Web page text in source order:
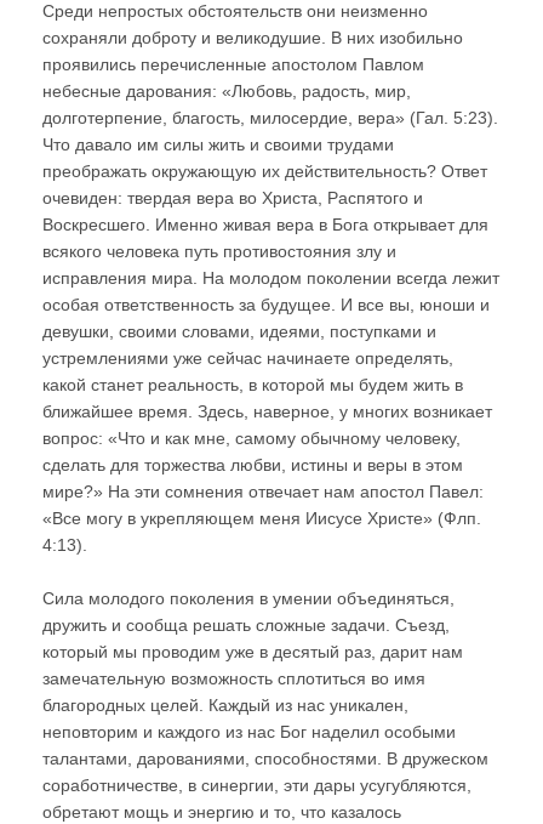
Среди непростых обстоятельств они неизменно
сохраняли доброту и великодушие. В них изобильно
проявились перечисленные апостолом Павлом
небесные дарования: «Любовь, радость, мир,
долготерпение, благость, милосердие, вера» (Гал. 5:23).
Что давало им силы жить и своими трудами
преображать окружающую их действительность? Ответ
очевиден: твердая вера во Христа, Распятого и
Воскресшего. Именно живая вера в Бога открывает для
всякого человека путь противостояния злу и
исправления мира. На молодом поколении всегда лежит
особая ответственность за будущее. И все вы, юноши и
девушки, своими словами, идеями, поступками и
устремлениями уже сейчас начинаете определять,
какой станет реальность, в которой мы будем жить в
ближайшее время. Здесь, наверное, у многих возникает
вопрос: «Что и как мне, самому обычному человеку,
сделать для торжества любви, истины и веры в этом
мире?» На эти сомнения отвечает нам апостол Павел:
«Все могу в укрепляющем меня Иисусе Христе» (Флп.
4:13).
Cила молодого поколения в умении объединяться,
дружить и сообща решать сложные задачи. Съезд,
который мы проводим уже в десятый раз, дарит нам
замечательную возможность сплотиться во имя
благородных целей. Каждый из нас уникален,
неповторим и каждого из нас Бог наделил особыми
талантами, дарованиями, способностями. В дружеском
соработничестве, в синергии, эти дары усугубляются,
обретают мощь и энергию и то, что казалось